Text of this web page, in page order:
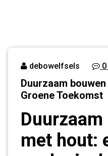
debowelfsels
Duurzaam
Groene Toekomst
met hout: